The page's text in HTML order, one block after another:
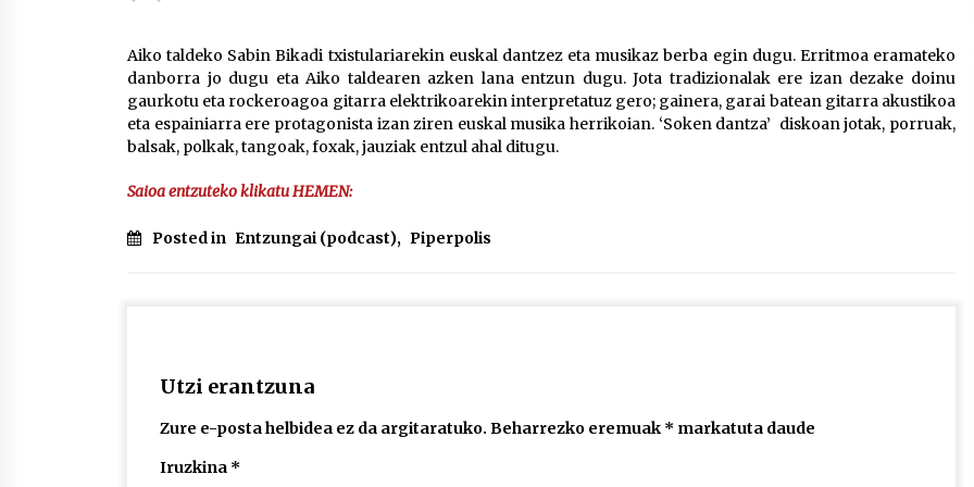
POTTO: San Pedro jaietako bertso-
saioa
2026/07/09
Larunbatean Plentziako Itsas
Martxa ospatuko da
2026/07/07
Auritz Iñurrietaren margoak
2026/07/03
Aiko taldeko Sabin Bikadi txistulariarekin euskal dantzez eta musikaz berba egin dugu. Erritmoa eramateko
danborra jo dugu eta Aiko taldearen azken lana entzun dugu. Jota tradizionalak ere izan dezake doinu
gaurkotu eta rockeroagoa gitarra elektrikoarekin interpretatuz gero; gainera, garai batean gitarra akustikoa
eta espainiarra ere protagonista izan ziren euskal musika herrikoian. ‘Soken dantza’ diskoan jotak, porruak,
balsak, polkak, tangoak, foxak, jauziak entzul ahal ditugu.
Saioa entzuteko klikatu HEMEN:
Posted in Entzungai (podcast), Piperpolis
Utzi erantzuna
Zure e-posta helbidea ez da argitaratuko. Beharrezko eremuak * markatuta daude
Iruzkina *